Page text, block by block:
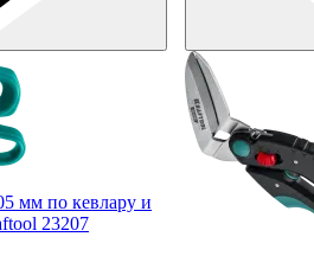
мм по кевлару и
23207